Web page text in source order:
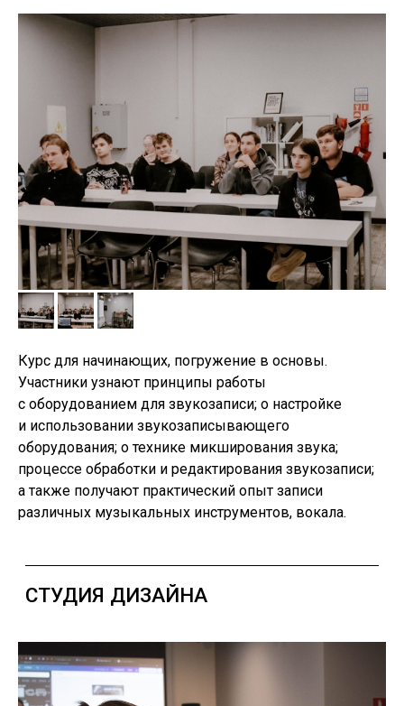
Курс для начинающих, погружение в основы.
Участники узнают принципы работы
с оборудованием для звукозаписи; о настройке
и использовании звукозаписывающего
оборудования; о технике микширования звука;
процессе обработки и редактирования звукозаписи;
а также получают практический опыт записи
различных музыкальных инструментов, вокала.
ТУШИТЕ СВЕТ